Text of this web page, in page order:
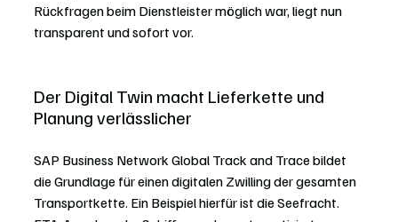
Rückfragen beim Dienstleister möglich war, liegt nun
transparent und sofort vor.
Der Digital Twin macht Lieferkette und
Planung verlässlicher
SAP Business Network Global Track and Trace bildet
die Grundlage für einen digitalen Zwilling der gesamten
Transportkette. Ein Beispiel hierfür ist die Seefracht.